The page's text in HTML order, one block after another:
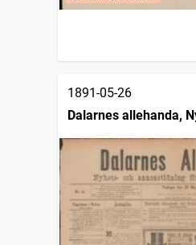
1891-05-26
Dalarnes allehanda,